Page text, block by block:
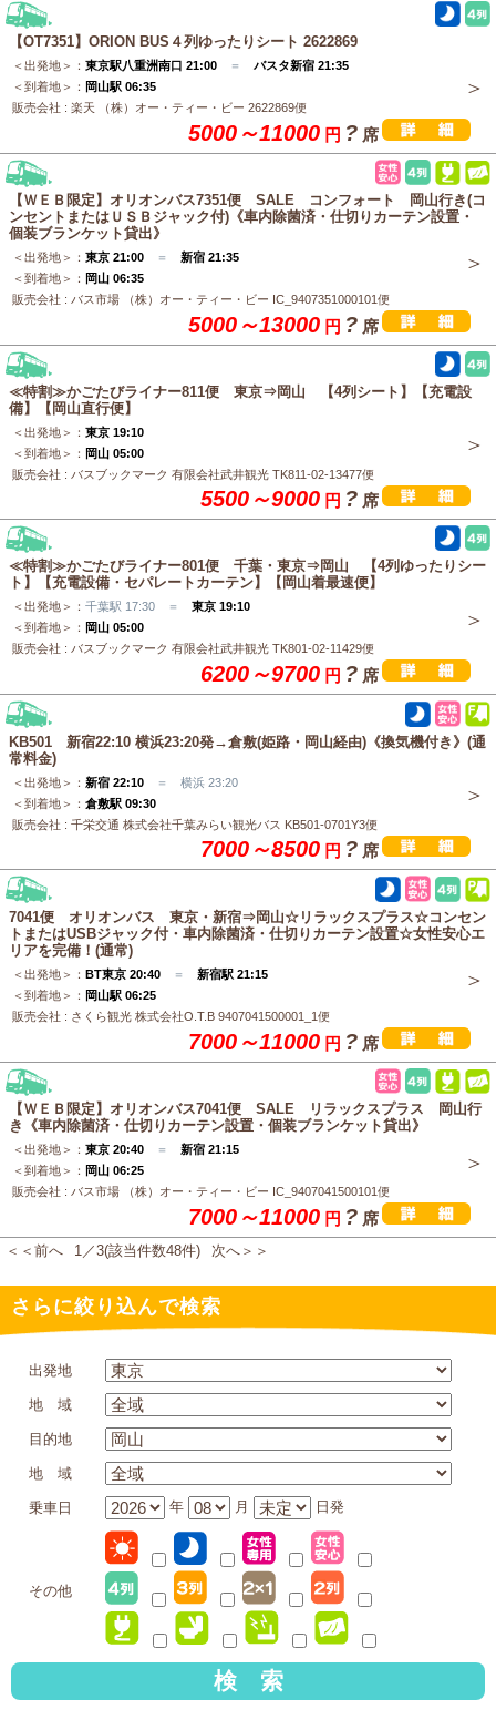
【OT7351】ORION BUS４列ゆったりシート 2622869
＜出発地＞： 東京駅八重洲南口 21:00 ＝ バスタ新宿 21:35
＜到着地＞： 岡山駅 06:35
販売会社 : 楽天 （株）オー・ティー・ビー 2622869便
5000～11000 円 ? 席
【ＷＥＢ限定】オリオンバス7351便 SALE コンフォート 岡山行き(コ
ンセントまたはＵＳＢジャック付)《車内除菌済・仕切りカーテン設置・
個装ブランケット貸出》
＜出発地＞： 東京 21:00 ＝ 新宿 21:35
＜到着地＞： 岡山 06:35
販売会社 : バス市場 （株）オー・ティー・ビー IC_9407351000101便
5000～13000 円 ? 席
≪特割≫かごたびライナー811便 東京⇒岡山 【4列シート】【充電設
備】【岡山直行便】
＜出発地＞： 東京 19:10
＜到着地＞： 岡山 05:00
販売会社 : バスブックマーク 有限会社武井観光 TK811-02-13477便
5500～9000 円 ? 席
≪特割≫かごたびライナー801便 千葉・東京⇒岡山 【4列ゆったりシー
ト】【充電設備・セパレートカーテン】【岡山着最速便】
＜出発地＞： 千葉駅 17:30 ＝ 東京 19:10
＜到着地＞： 岡山 05:00
販売会社 : バスブックマーク 有限会社武井観光 TK801-02-11429便
6200～9700 円 ? 席
KB501 新宿22:10 横浜23:20発→倉敷(姫路・岡山経由)《換気機付き》(通
常料金)
＜出発地＞： 新宿 22:10 ＝ 横浜 23:20
＜到着地＞： 倉敷駅 09:30
販売会社 : 千栄交通 株式会社千葉みらい観光バス KB501-0701Y3便
7000～8500 円 ? 席
7041便 オリオンバス 東京・新宿⇒岡山☆リラックスプラス☆コンセン
トまたはUSBジャック付・車内除菌済・仕切りカーテン設置☆女性安心エ
リアを完備！(通常)
＜出発地＞： BT東京 20:40 ＝ 新宿駅 21:15
＜到着地＞： 岡山駅 06:25
販売会社 : さくら観光 株式会社O.T.B 9407041500001_1便
7000～11000 円 ? 席
【ＷＥＢ限定】オリオンバス7041便 SALE リラックスプラス 岡山行
き《車内除菌済・仕切りカーテン設置・個装ブランケット貸出》
＜出発地＞： 東京 20:40 ＝ 新宿 21:15
＜到着地＞： 岡山 06:25
販売会社 : バス市場 （株）オー・ティー・ビー IC_9407041500101便
7000～11000 円 ? 席
＜＜前へ 1／3(該当件数48件) 次へ＞＞
さらに絞り込んで検索
出発地
地 域
目的地
地 域
乗車日 年 月 日発
その他
検 索